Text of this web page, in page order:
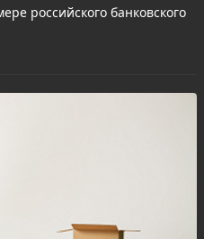
российского банковского